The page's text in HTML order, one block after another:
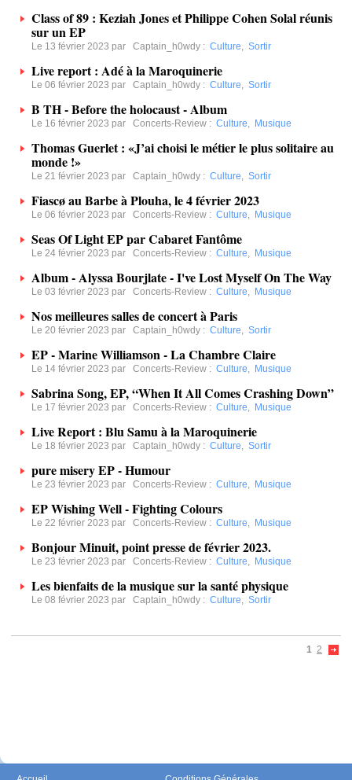
Class of 89 : Keziah Jones et Philippe Cohen Solal réunis
sur un EP
Le 13 février 2023 par Captain_h0wdy : Culture, Sortir
Live report : Adé à la Maroquinerie
Le 06 février 2023 par Captain_h0wdy : Culture, Sortir
B TH - Before the holocaust - Album
Le 16 février 2023 par Concerts-Review : Culture, Musique
Thomas Guerlet : «J’ai choisi le métier le plus solitaire au
monde !»
Le 21 février 2023 par Captain_h0wdy : Culture, Sortir
Fiascø au Barbe à Plouha, le 4 février 2023
Le 06 février 2023 par Concerts-Review : Culture, Musique
Seas Of Light EP par Cabaret Fantôme
Le 24 février 2023 par Concerts-Review : Culture, Musique
Album - Alyssa Bourjlate - I've Lost Myself On The Way
Le 03 février 2023 par Concerts-Review : Culture, Musique
Nos meilleures salles de concert à Paris
Le 20 février 2023 par Captain_h0wdy : Culture, Sortir
EP - Marine Williamson - La Chambre Claire
Le 14 février 2023 par Concerts-Review : Culture, Musique
Sabrina Song, EP, “When It All Comes Crashing Down”
Le 17 février 2023 par Concerts-Review : Culture, Musique
Live Report : Blu Samu à la Maroquinerie
Le 18 février 2023 par Captain_h0wdy : Culture, Sortir
pure misery EP - Humour
Le 23 février 2023 par Concerts-Review : Culture, Musique
EP Wishing Well - Fighting Colours
Le 22 février 2023 par Concerts-Review : Culture, Musique
Bonjour Minuit, point presse de février 2023.
Le 23 février 2023 par Concerts-Review : Culture, Musique
Les bienfaits de la musique sur la santé physique
Le 08 février 2023 par Captain_h0wdy : Culture, Sortir
1 2